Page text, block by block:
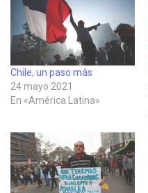
Chile, un paso más
24 mayo 2021
En «América Latina»